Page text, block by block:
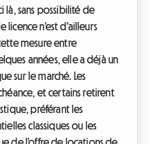
sans possibilité de
licence n'est d'ailleurs
mesure entre
années, elle a déjà un
sur le marché. Les
et certains retirent
préférant les
classiques ou les